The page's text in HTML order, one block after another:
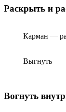
Раскрыть и
Карман —
Выгнуть
Вогнуть